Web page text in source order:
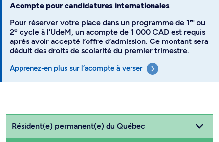
Acompte pour candidatures internationales
Pour réserver votre place dans un programme de 1erou
2e cycle à l’UdeM, un acompte de 1 000 CAD est requis
après avoir accepté l’offre d’admission. Ce montant sera
déduit des droits de scolarité du premier trimestre.
Apprenez-en plus sur l’acompte à verser
Choisissez votre statut
Résident(e) permanent(e) du Québec